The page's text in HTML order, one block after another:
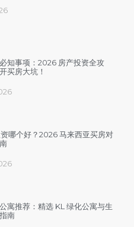
知事项：2026 房产投资全攻
买房大坑！
哪个好？2026 马来西亚买房对
寓推荐：精选 KL 绿化公寓与生
南